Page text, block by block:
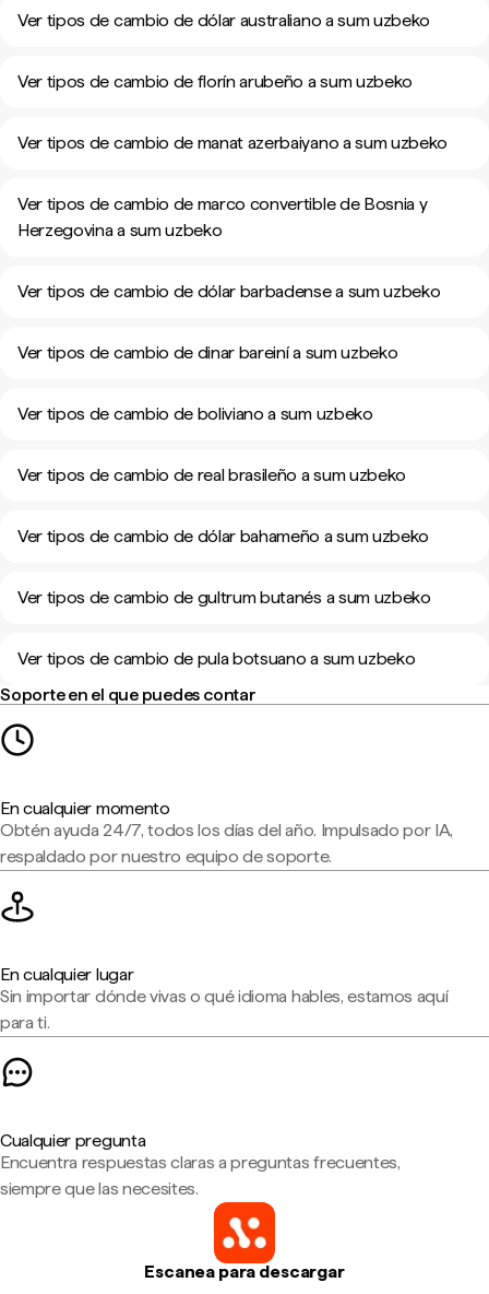
Ver tipos de cambio de dólar australiano a sum uzbeko
Ver tipos de cambio de florín arubeño a sum uzbeko
Ver tipos de cambio de manat azerbaiyano a sum uzbeko
Ver tipos de cambio de marco convertible de Bosnia y
Herzegovina a sum uzbeko
Ver tipos de cambio de dólar barbadense a sum uzbeko
Ver tipos de cambio de dinar bareiní a sum uzbeko
Ver tipos de cambio de boliviano a sum uzbeko
Ver tipos de cambio de real brasileño a sum uzbeko
Ver tipos de cambio de dólar bahameño a sum uzbeko
Ver tipos de cambio de gultrum butanés a sum uzbeko
Ver tipos de cambio de pula botsuano a sum uzbeko
Soporte en el que puedes contar
En cualquier momento
Obtén ayuda 24/7, todos los días del año. Impulsado por IA,
respaldado por nuestro equipo de soporte.
En cualquier lugar
Sin importar dónde vivas o qué idioma hables, estamos aquí
para ti.
Cualquier pregunta
Encuentra respuestas claras a preguntas frecuentes,
siempre que las necesites.
Escanea para descargar